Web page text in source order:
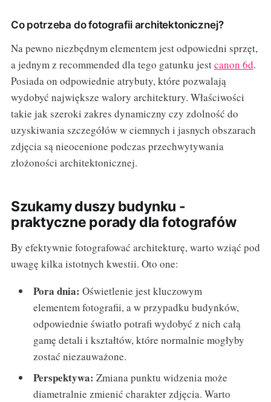
Co potrzeba do fotografii architektonicznej?
Na pewno niezbędnym elementem jest odpowiedni sprzęt,
a jednym z recommended dla tego gatunku jestcanon 6d.
Posiada on odpowiednie atrybuty, które pozwalają
wydobyć największe walory architektury. Właściwości
takie jak szeroki zakres dynamiczny czy zdolność do
uzyskiwania szczegółów w ciemnych i jasnych obszarach
zdjęcia są nieocenione podczas przechwytywania
złożoności architektonicznej.
Szukamy duszy budynku -
praktyczne porady dla fotografów
By efektywnie fotografować architekturę, warto wziąć pod
uwagę kilka istotnych kwestii. Oto one:
Pora dnia: Oświetlenie jest kluczowym
elementem fotografii, a w przypadku budynków,
odpowiednie światło potrafi wydobyć z nich całą
gamę detali i kształtów, które normalnie mogłyby
zostać niezauważone.
Perspektywa: Zmiana punktu widzenia może
diametralnie zmienić charakter zdjęcia. Warto